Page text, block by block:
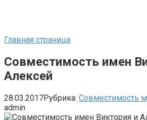
Главная страница
Совместимость имен
Алексей
28.03.2017Рубрика: Совместимость
admin